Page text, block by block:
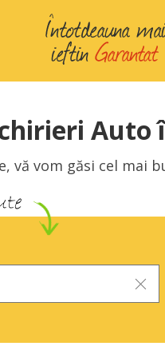
Auto
vă vom găsi cel mai